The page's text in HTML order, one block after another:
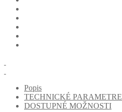
Popis
TECHNICKÉ PARAMETRE
DOSTUPNÉ MOŽNOSTI